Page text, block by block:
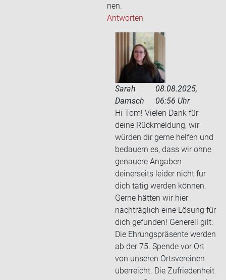
nen.
Antworten
Sarah
Damsch
08.08.2025,
06:56 Uhr
Hi Tom! Vielen Dank für
deine Rückmeldung, wir
würden dir gerne helfen und
bedauern es, dass wir ohne
genauere Angaben
deinerseits leider nicht für
dich tätig werden können.
Gerne hätten wir hier
nachträglich eine Lösung für
dich gefunden! Generell gilt:
Die Ehrungspräsente werden
ab der 75. Spende vor Ort
von unseren Ortsvereinen
überreicht. Die Zufriedenheit